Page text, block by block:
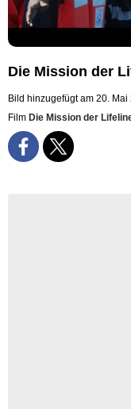
Die Mission der
Bild hinzugefügt am 20. Mai
Film Die Mission der